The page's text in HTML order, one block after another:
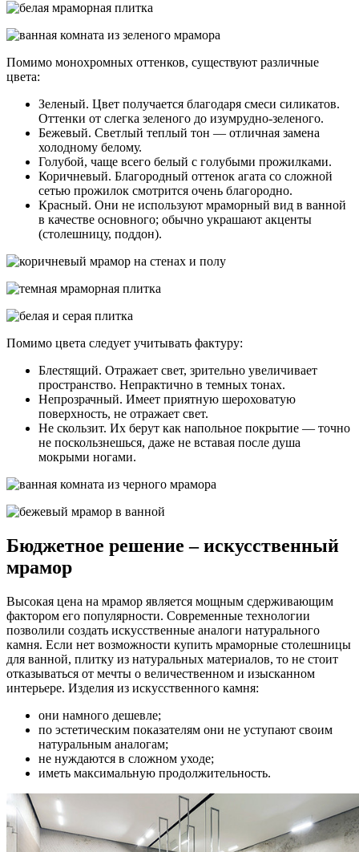
Помимо монохромных оттенков, существуют различные
цвета:
Зеленый. Цвет получается благодаря смеси силикатов.
Оттенки от слегка зеленого до изумрудно-зеленого.
Бежевый. Светлый теплый тон — отличная замена
холодному белому.
Голубой, чаще всего белый с голубыми прожилками.
Коричневый. Благородный оттенок агата со сложной
сетью прожилок смотрится очень благородно.
Красный. Они не используют мраморный вид в ванной
в качестве основного; обычно украшают акценты
(столешницу, поддон).
Помимо цвета следует учитывать фактуру:
Блестящий. Отражает свет, зрительно увеличивает
пространство. Непрактично в темных тонах.
Непрозрачный. Имеет приятную шероховатую
поверхность, не отражает свет.
Не скользит. Их берут как напольное покрытие — точно
не поскользнешься, даже не вставая после душа
мокрыми ногами.
Бюджетное решение – искусственный
мрамор
Высокая цена на мрамор является мощным сдерживающим
фактором его популярности. Современные технологии
позволили создать искусственные аналоги натурального
камня. Если нет возможности купить мраморные столешницы
для ванной, плитку из натуральных материалов, то не стоит
отказываться от мечты о величественном и изысканном
интерьере. Изделия из искусственного камня:
они намного дешевле;
по эстетическим показателям они не уступают своим
натуральным аналогам;
не нуждаются в сложном уходе;
иметь максимальную продолжительность.